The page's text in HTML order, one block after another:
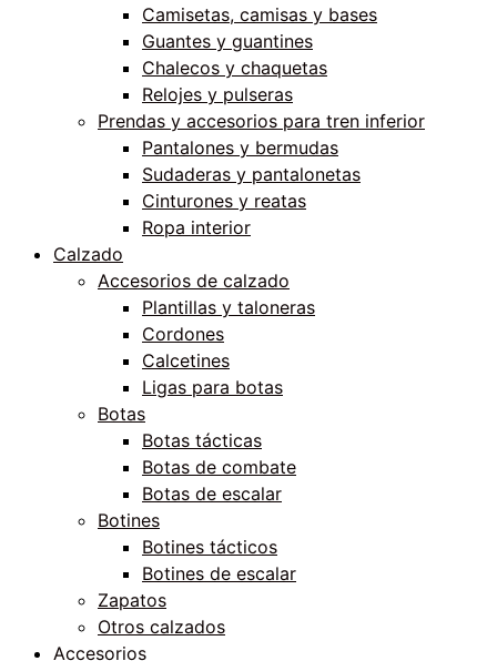
Camisetas, camisas y bases
Guantes y guantines
Chalecos y chaquetas
Relojes y pulseras
Prendas y accesorios para tren inferior
Pantalones y bermudas
Sudaderas y pantalonetas
Cinturones y reatas
Ropa interior
Calzado
Accesorios de calzado
Plantillas y taloneras
Cordones
Calcetines
Ligas para botas
Botas
Botas tácticas
Botas de combate
Botas de escalar
Botines
Botines tácticos
Botines de escalar
Zapatos
Otros calzados
Accesorios